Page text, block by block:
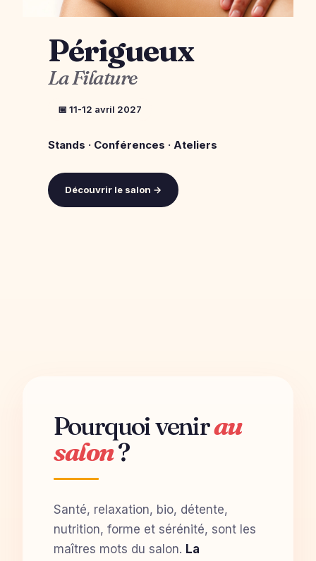
Périgueux
La Filature
📅 11-12 avril 2027
Stands · Conférences · Ateliers
Découvrir le salon →
Pourquoi venirau
salon?
Santé, relaxation, bio, détente,
nutrition, forme et sérénité, sont les
maîtres mots du salon. La